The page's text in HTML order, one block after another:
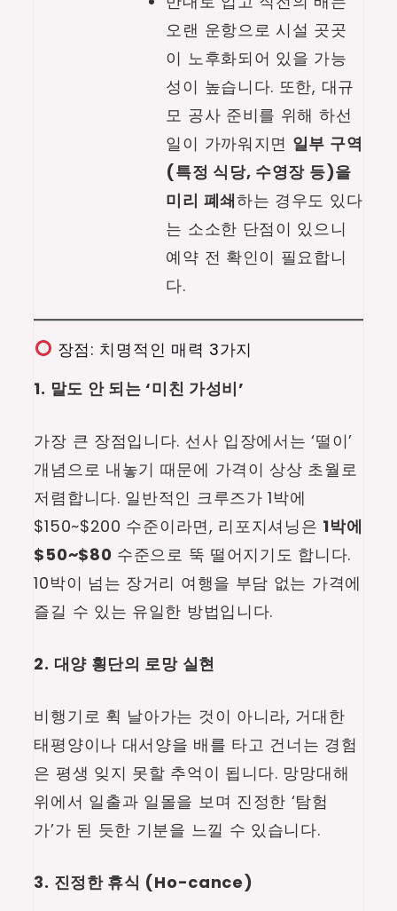
오랜 운항으로 시설 곳곳
이 노후화되어 있을 가능
성이 높습니다. 또한, 대규
모 공사 준비를 위해 하선
일이 가까워지면 일부 구역
(특정 식당, 수영장 등)을
미리 폐쇄하는 경우도 있다
는 소소한 단점이 있으니
예약 전 확인이 필요합니
다.
장점: 치명적인 매력 3가지
1. 말도 안 되는 ‘미친 가성비’
가장 큰 장점입니다. 선사 입장에서는 ‘떨이’
개념으로 내놓기 때문에 가격이 상상 초월로
저렴합니다. 일반적인 크루즈가 1박에
$150~$200 수준이라면, 리포지셔닝은 1박에
$50~$80 수준으로 뚝 떨어지기도 합니다.
10박이 넘는 장거리 여행을 부담 없는 가격에
즐길 수 있는 유일한 방법입니다.
2. 대양 횡단의 로망 실현
비행기로 휙 날아가는 것이 아니라, 거대한
태평양이나 대서양을 배를 타고 건너는 경험
은 평생 잊지 못할 추억이 됩니다. 망망대해
위에서 일출과 일몰을 보며 진정한 ‘탐험
가’가 된 듯한 기분을 느낄 수 있습니다.
3. 진정한 휴식 (Ho-cance)